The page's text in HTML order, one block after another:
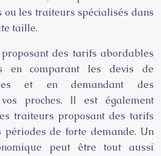
les traiteurs spécialisés dans
taille.
proposant des tarifs abordables
en comparant les devis de
et en demandant des
proches. Il est également
traiteurs proposant des tarifs
périodes de forte demande. Un
peut être tout aussi